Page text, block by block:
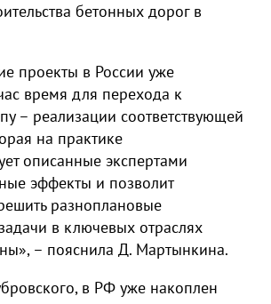
бетонных дорог в
проекты в России уже
время для перехода к
– реализации соответствующей
на практике
описанные экспертами
эффекты и позволит
разноплановые
в ключевых отраслях
– пояснила Д. Мартынкина.
в РФ уже накоплен